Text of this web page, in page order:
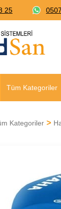
25
Tüm Kategoriler
Kategoriler